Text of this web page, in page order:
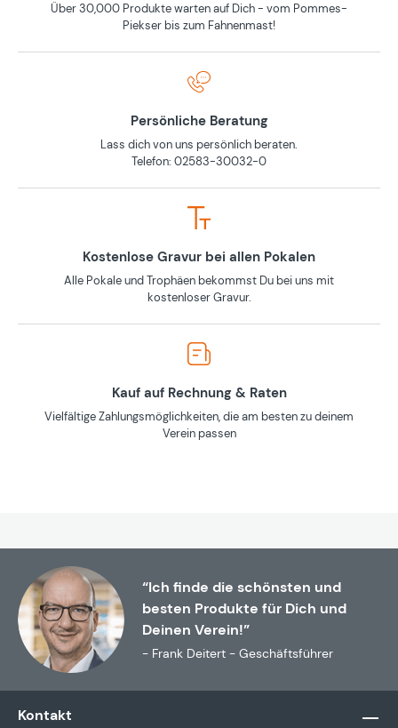
Über 30,000 Produkte warten auf Dich - vom Pommes-
Piekser bis zum Fahnenmast!
Persönliche Beratung
Lass dich von uns persönlich beraten.
Telefon: 02583-30032-0
Kostenlose Gravur bei allen Pokalen
Alle Pokale und Trophäen bekommst Du bei uns mit
kostenloser Gravur.
Kauf auf Rechnung & Raten
Vielfältige Zahlungsmöglichkeiten, die am besten zu deinem
Verein passen
“Ich finde die schönsten und
besten Produkte für Dich und
Deinen Verein!”
- Frank Deitert - Geschäftsführer
Kontakt